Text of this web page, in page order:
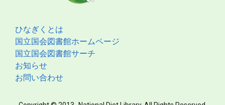
ひなぎくとは
国立国会図書館ホームページ
国立国会図書館サーチ
お知らせ
お問い合わせ